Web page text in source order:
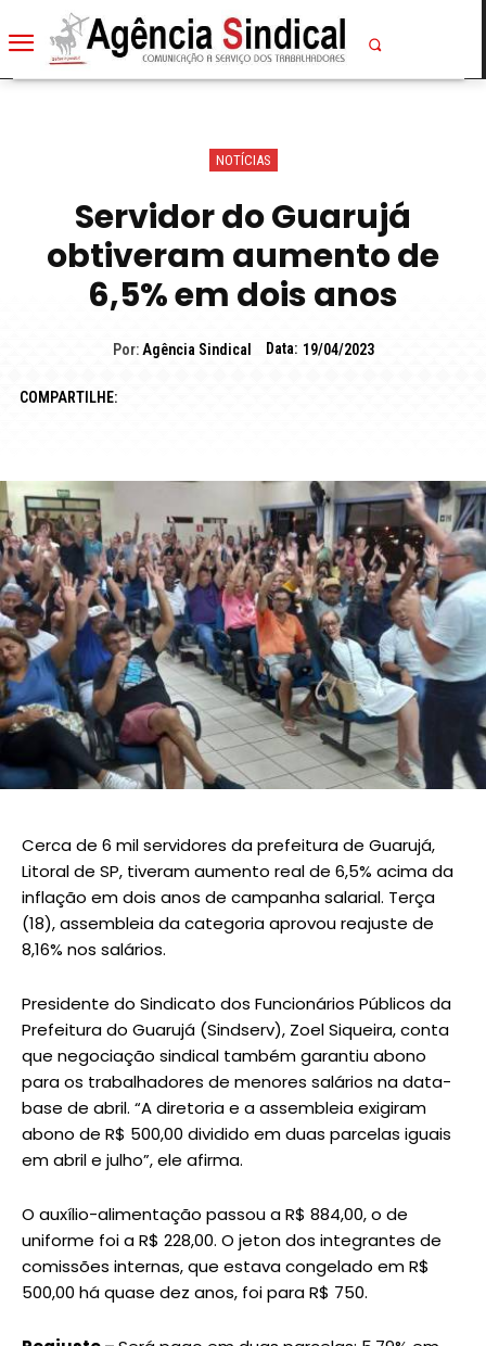
NOTÍCIAS
Servidor do Guarujá
obtiveram aumento de
6,5% em dois anos
Por: Agência Sindical Data: 19/04/2023
COMPARTILHE:
Cerca de 6 mil servidores da prefeitura de Guarujá,
Litoral de SP, tiveram aumento real de 6,5% acima da
inflação em dois anos de campanha salarial. Terça
(18), assembleia da categoria aprovou reajuste de
8,16% nos salários.
Presidente do Sindicato dos Funcionários Públicos da
Prefeitura do Guarujá (Sindserv), Zoel Siqueira, conta
que negociação sindical também garantiu abono
para os trabalhadores de menores salários na data-
base de abril. “A diretoria e a assembleia exigiram
abono de R$ 500,00 dividido em duas parcelas iguais
em abril e julho”, ele afirma.
O auxílio-alimentação passou a R$ 884,00, o de
uniforme foi a R$ 228,00. O jeton dos integrantes de
comissões internas, que estava congelado em R$
500,00 há quase dez anos, foi para R$ 750.